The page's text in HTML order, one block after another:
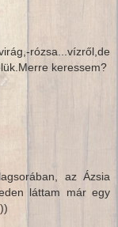
rózsa...vízről,de
keressem?
az Ázsia
láttam már egy